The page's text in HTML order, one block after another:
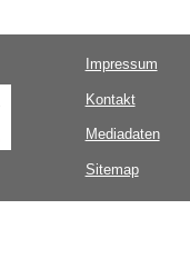
Impressum
Kontakt
Mediadaten
Sitemap